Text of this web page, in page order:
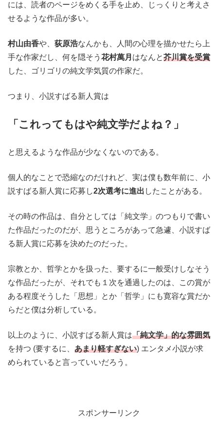
には、読者のページをめくる手を止め、じっくりと考えさ
せるような作品が多い。
村山由香や、 荻原浩なんかも、人間の心理を描かせたら上
手な作家だし、何を隠そう 花村萬月 はなんと芥川賞を受賞
した、ゴリゴリの純文学気質の作家だ。
つまり、小説すばる新人賞は
「これってもはや純文学だよね？」
と思えるような作品が少なくないのである。
個人的なことで恐縮なのだけれど、実は僕も数年前に、小
説すばる新人賞に応募し2次選考に進出 したことがある。
その時の作品は、自分としては「純文学」のつもりで書い
た作品だったのだが、思うところがあって急遽、小説すば
る新人賞に応募を決めたのだった。
宗教とか、哲学とかを扱った、要するに一般受けしなそう
な作品だったが、それでも１次を通過したのは、この賞が
ある程度そうした「思想」とか「哲学」にも寛容な賞だか
らだと僕は分析している。
以上のように、小説すばる新人賞は「純文学」的な雰囲気
を持つ (要するに、 あまり軽すぎない) エンタメ小説が求
められていると言っていいだろう。
スポンサーリンク